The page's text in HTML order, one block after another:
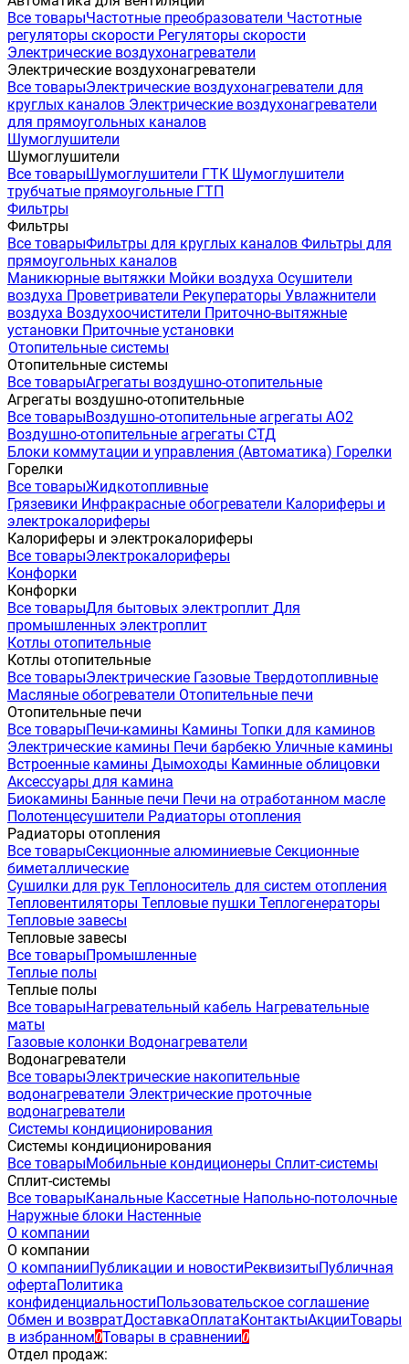
Все товарыЧастотные преобразователи Частотные
регуляторы скорости Регуляторы скорости
Электрические воздухонагреватели
Электрические воздухонагреватели
Все товарыЭлектрические воздухонагреватели для
круглых каналов Электрические воздухонагреватели
для прямоугольных каналов
Шумоглушители
Шумоглушители
Все товарыШумоглушители ГТК Шумоглушители
трубчатые прямоугольные ГТП
Фильтры
Фильтры
Все товарыФильтры для круглых каналов Фильтры для
прямоугольных каналов
Маникюрные вытяжки Мойки воздуха Осушители
воздуха Проветриватели Рекуператоры Увлажнители
воздуха Воздухоочистители Приточно-вытяжные
установки Приточные установки
Отопительные системы
Отопительные системы
Все товарыАгрегаты воздушно-отопительные
Агрегаты воздушно-отопительные
Все товарыВоздушно-отопительные агрегаты АО2
Воздушно-отопительные агрегаты СТД
Блоки коммутации и управления (Автоматика) Горелки
Горелки
Все товарыЖидкотопливные
Грязевики Инфракрасные обогреватели Калориферы и
электрокалориферы
Калориферы и электрокалориферы
Все товарыЭлектрокалориферы
Конфорки
Конфорки
Все товарыДля бытовых электроплит Для
промышленных электроплит
Котлы отопительные
Котлы отопительные
Все товарыЭлектрические Газовые Твердотопливные
Масляные обогреватели Отопительные печи
Отопительные печи
Все товарыПечи-камины Камины Топки для каминов
Электрические камины Печи барбекю Уличные камины
Встроенные камины Дымоходы Каминные облицовки
Аксессуары для камина
Биокамины Банные печи Печи на отработанном масле
Полотенцесушители Радиаторы отопления
Радиаторы отопления
Все товарыСекционные алюминиевые Секционные
биметаллические
Сушилки для рук Теплоноситель для систем отопления
Тепловентиляторы Тепловые пушки Теплогенераторы
Тепловые завесы
Тепловые завесы
Все товарыПромышленные
Теплые полы
Теплые полы
Все товарыНагревательный кабель Нагревательные
маты
Газовые колонки Водонагреватели
Водонагреватели
Все товарыЭлектрические накопительные
водонагреватели Электрические проточные
водонагреватели
Системы кондиционирования
Системы кондиционирования
Все товарыМобильные кондиционеры Сплит-системы
Сплит-системы
Все товарыКанальные Кассетные Напольно-потолочные
Наружные блоки Настенные
О компании
О компании
О компанииПубликации и новостиРеквизитыПубличная
офертаПолитика
конфиденциальностиПользовательское соглашение
Обмен и возвратДоставкаОплатаКонтактыАкцииТовары
в избранном0Товары в сравнении0
Отдел продаж: